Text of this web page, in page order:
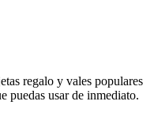
regalo y vales populares
puedas usar de inmediato.